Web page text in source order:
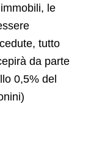
le
tutto
da parte
0,5% del